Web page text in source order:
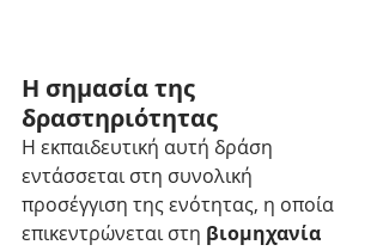
Η σημασία της
δραστηριότητας
Η εκπαιδευτική αυτή δράση
εντάσσεται στη συνολική
προσέγγιση της ενότητας, η οποία
επικεντρώνεται στη βιομηχανία